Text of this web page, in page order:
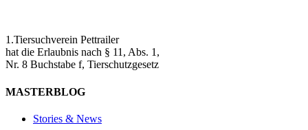
1.Tiersuchverein Pettrailer
hat die Erlaubnis nach § 11, Abs. 1,
Nr. 8 Buchstabe f, Tierschutzgesetz
MASTERBLOG
Stories & News